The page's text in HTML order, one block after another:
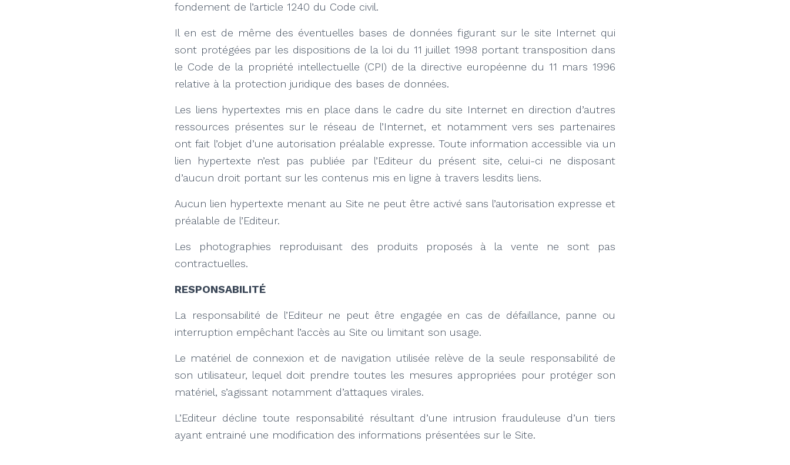
fondement de l’article 1240 du Code civil.
Il en est de même des éventuelles bases de données figurant sur le site Internet qui
sont protégées par les dispositions de la loi du 11 juillet 1998 portant transposition dans
le Code de la propriété intellectuelle (CPI) de la directive européenne du 11 mars 1996
relative à la protection juridique des bases de données.
Les liens hypertextes mis en place dans le cadre du site Internet en direction d’autres
ressources présentes sur le réseau de l’Internet, et notamment vers ses partenaires
ont fait l’objet d’une autorisation préalable expresse. Toute information accessible via un
lien hypertexte n’est pas publiée par l’Editeur du présent site, celui-ci ne disposant
d’aucun droit portant sur les contenus mis en ligne à travers lesdits liens.
Aucun lien hypertexte menant au Site ne peut être activé sans l’autorisation expresse et
préalable de l’Editeur.
Les photographies reproduisant des produits proposés à la vente ne sont pas
contractuelles.
RESPONSABILITÉ
La responsabilité de l’Editeur ne peut être engagée en cas de défaillance, panne ou
interruption empêchant l’accès au Site ou limitant son usage.
Le matériel de connexion et de navigation utilisée relève de la seule responsabilité de
son utilisateur, lequel doit prendre toutes les mesures appropriées pour protéger son
matériel, s’agissant notamment d’attaques virales.
L’Editeur décline toute responsabilité résultant d’une intrusion frauduleuse d’un tiers
ayant entrainé une modification des informations présentées sur le Site.